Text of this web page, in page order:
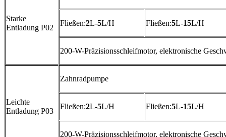
Starke
Entladung P02
Fließen:2L-5L/H Fließen:5L-15L/H
200-W-Präzisionsschleifmotor, elektronische
Leichte
Entladung P03
Zahnradpumpe
Fließen:2L-5L/H Fließen:5L-15L/H
200-W-Präzisionsschleifmotor, elektronische